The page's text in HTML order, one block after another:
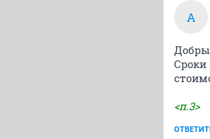
A
Сроки
<п.3>